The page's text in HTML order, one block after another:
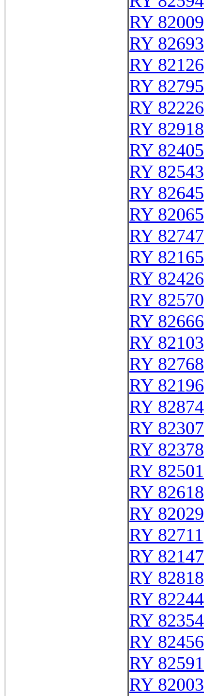
RY 82009
RY 82693
RY 82126
RY 82795
RY 82226
RY 82918
RY 82405
RY 82543
RY 82645
RY 82065
RY 82747
RY 82165
RY 82426
RY 82570
RY 82666
RY 82103
RY 82768
RY 82196
RY 82874
RY 82307
RY 82378
RY 82501
RY 82618
RY 82029
RY 82711
RY 82147
RY 82818
RY 82244
RY 82354
RY 82456
RY 82591
RY 82003